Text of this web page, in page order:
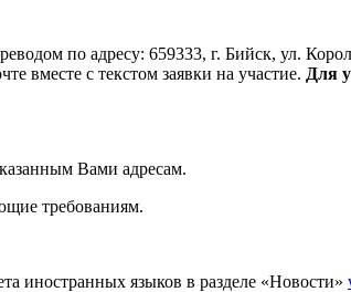
по адресу: 659333, г. Бийск, ул.
вместе с текстом заявки на участие. Для
Вами адресам.
требованиям.
языков в разделе «Новости»